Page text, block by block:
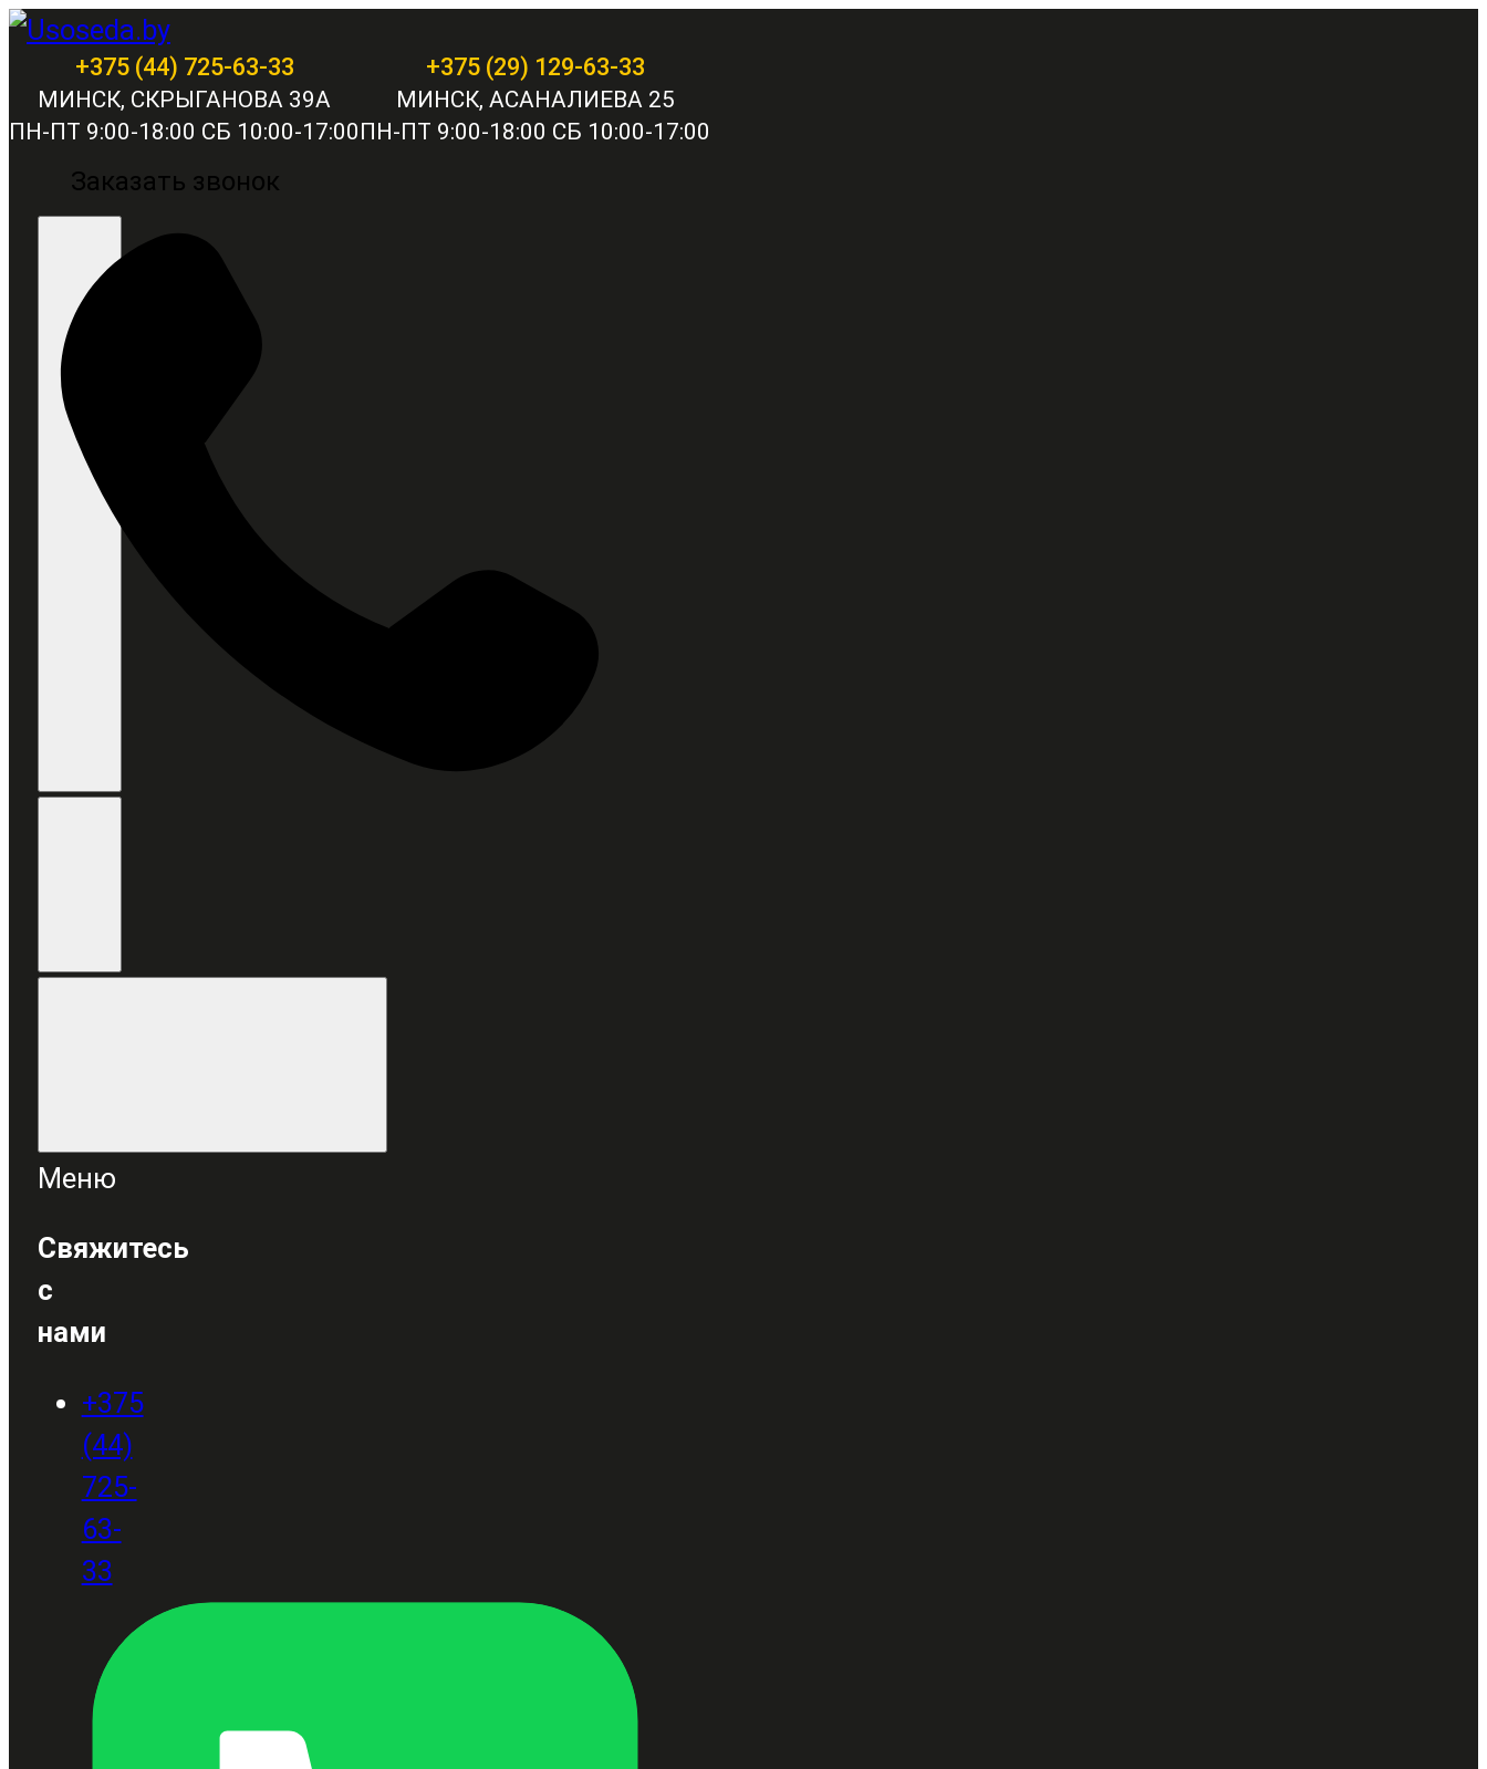
+375 (44) 725-63-33
МИНСК, СКРЫГАНОВА 39А
ПН-ПТ 9:00-18:00 СБ 10:00-17:00
+375 (29) 129-63-33
МИНСК, АСАНАЛИЕВА 25
ПН-ПТ 9:00-18:00 СБ 10:00-17:00
Заказать звонок
Меню
Свяжитесь
с
нами
+375
(44)
725-
63-
33